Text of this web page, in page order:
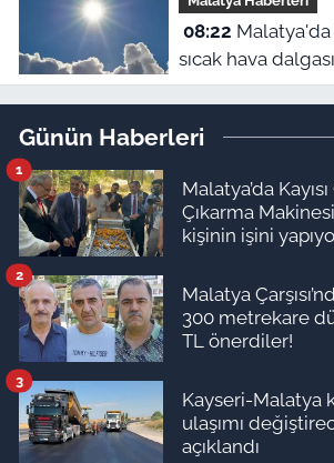
08:22
sıcak hava
sürdürüyor
Günün Haberleri
Malatya’da
Çıkarma
kişinin işini
1
Malatya
300 metrekare
TL önerdiler!
2
Kayseri-Malatya
ulaşımı
açıklandı
3